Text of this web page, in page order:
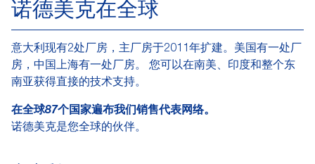
诺德美克在全球
意大利现有2处厂房，主厂房于2011年扩建。美国有一处厂
房，中国上海有一处厂房。 您可以在南美、印度和整个东
南亚获得直接的技术支持。
在全球87个国家遍布我们销售代表网络。
诺德美克是您全球的伙伴。